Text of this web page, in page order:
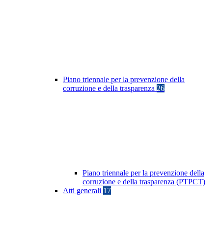
Piano triennale per la prevenzione della
corruzione e della trasparenza 26
Piano triennale per la prevenzione della
corruzione e della trasparenza (PTPCT)
Atti generali 17